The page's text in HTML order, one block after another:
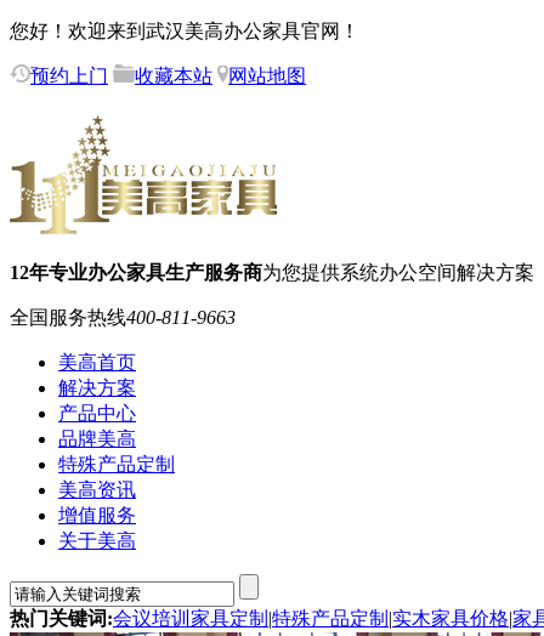
您好！欢迎来到武汉美高办公家具官网！
预约上门 收藏本站 网站地图
12年专业办公家具生产服务商为您提供系统办公空间解决方案
全国服务热线400-811-9663
美高首页
解决方案
产品中心
品牌美高
特殊产品定制
美高资讯
增值服务
关于美高
热门关键词:会议培训家具定制 |特殊产品定制 |实木家具价格|家